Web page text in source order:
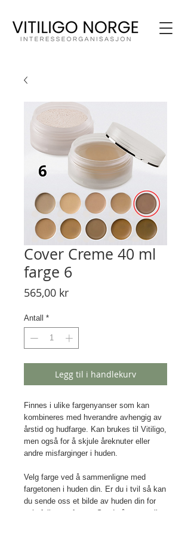
Cover Creme 40 ml
farge 6
565,00 krPris
Antall *
Legg til i handlekurv
Finnes i ulike fargenyanser som kan
kombineres med hverandre avhengig av
årstid og hudfarge. Kan brukes til Vitiligo,
men også for å skjule åreknuter eller
andre misfarginger i huden.
Velg farge ved å sammenligne med
fargetonen i huden din. Er du i tvil så kan
du sende oss et bilde av huden din for
anbefaling av farge. Send på e-post til